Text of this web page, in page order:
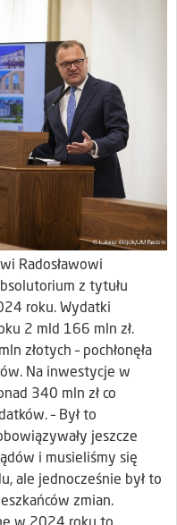
Radosławowi
z tytułu
roku. Wydatki
2 mld 166 mln zł.
złotych – pochłonęła
Na inwestycje w
340 mln zł co
– Był to
jeszcze
i musieliśmy się
ale jednocześnie był to
zmian.